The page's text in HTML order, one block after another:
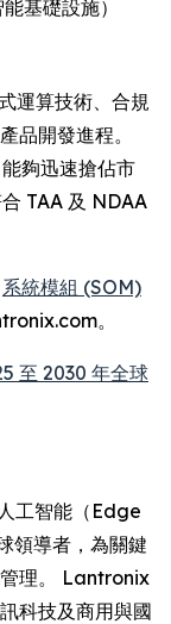
基礎設施）
運算技術、合規
品開發進程。
夠迅速搶佔市
TAA 及 NDAA
系統模組 (SOM)
。
至 2030 年全球
工智能（Edge
領導者，為關鍵
理。 Lantronix
科技及商用與國